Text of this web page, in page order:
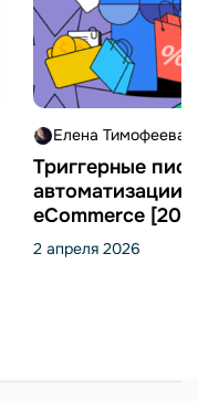
Елена Тимофеева
Триггерные
автоматизации
eCommerce
2 апреля 2026